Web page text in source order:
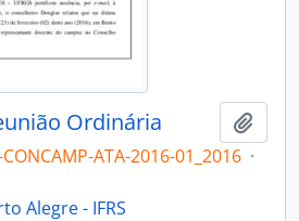
Ordinária
CONCAMP-ATA-2016-01_2016 ·
Alegre - IFRS